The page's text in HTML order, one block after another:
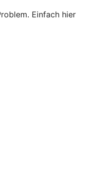
Einfach hier